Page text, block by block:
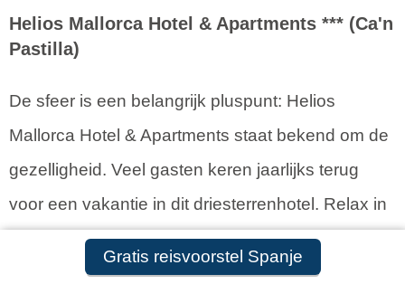
Gratis reisvoorstel Spanje
Helios Mallorca Hotel & Apartments *** (Ca'n
Pastilla)
De sfeer is een belangrijk pluspunt: Helios
Mallorca Hotel & Apartments staat bekend om de
gezelligheid. Veel gasten keren jaarlijks terug
voor een vakantie in dit driesterrenhotel. Relax in
de spa of vermaak je met minigolf, tafeltennis en
Jeu de Boules. Er is 1 buitenzwembad en 1